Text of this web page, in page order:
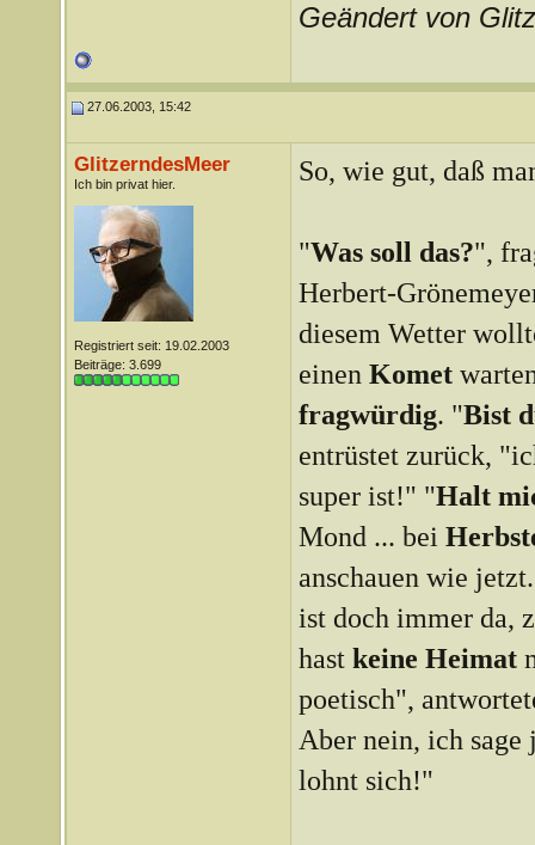
Geändert von
27.06.2003, 15:42
GlitzerndesMeer
Ich bin privat hier.
Registriert seit: 19.02.2003
Beiträge: 3.699
So, wie gut, daß
"Was soll das?",
Herbert-
diesem Wetter
einen Komet
fragwürdig. "Bist
entrüstet zurück,
super ist!" "Halt
Mond ... bei
anschauen wie
ist doch immer da,
hast keine Heimat
poetisch",
Aber nein, ich sage
lohnt sich!"